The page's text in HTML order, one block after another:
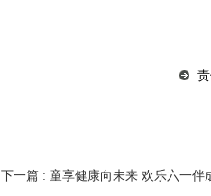
下一篇 : 童享健康向未来 欢乐六一